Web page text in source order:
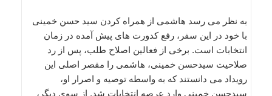
به نظر می رسد هاشمی از همراه کردن سید حسن خمینی
با خود در این سفر، رفع کدورت های پیش آمده در زمان
انتخابات است. برخی از فعالین اصلاح طلب، پس از رد
صلاحیت سیدحسن خمینی، هاشمی را مقصر اصلی این
رویداد می دانستند که به واسطه توصیه و اصرار او،
سیدحسن خمینی وارد عرصه انتخابات شد. از سوی دیگر،